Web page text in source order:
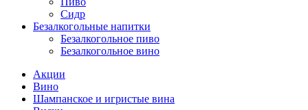
Сидр
Безалкогольные напитки
Безалкогольное пиво
Безалкогольное вино
Акции
Вино
Шампанское и игристые вина